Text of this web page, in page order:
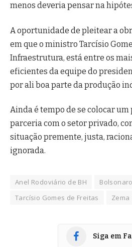
menos deveria pensar na
A oportunidade de pleitear a
em que o ministro Tarcísio
Infraestrutura, está entre os
eficientes da equipe do
por ali boa parte da produção
Ainda é tempo de se colocar
parceria com o setor privado,
situação premente, justa,
ignorada.
Anel Rodoviário de BH Bolsonaro
Tarcísio Gomes de Freitas
Zema
Siga em